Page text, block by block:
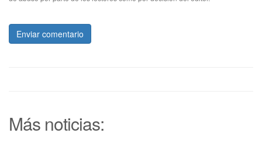
Enviar comentario
Más noticias: